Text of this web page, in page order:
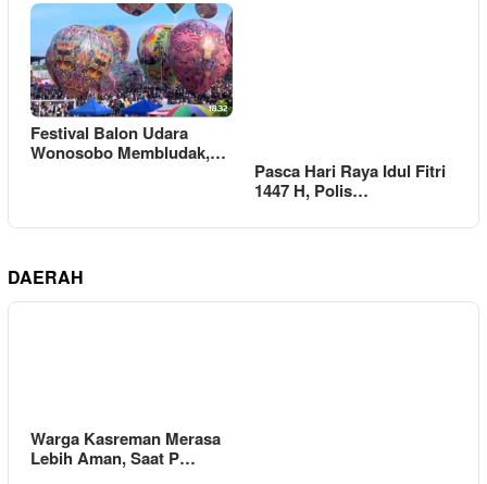
Festival Balon Udara
Wonosobo Membludak,…
Pasca Hari Raya Idul Fitri
1447 H, Polis…
DAERAH
Warga Kasreman Merasa
Lebih Aman, Saat P…